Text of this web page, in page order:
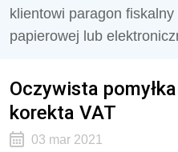
klientowi paragon
papierowej lub
Oczywista
korekta VAT
03 mar 2021